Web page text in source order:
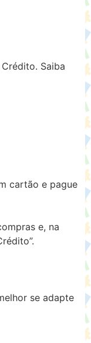
Saiba
cartão e pague
e, na
se adapte